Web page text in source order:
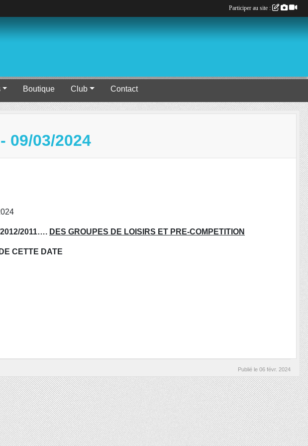
Boutique Club Contact
09/03/2024
2011…. DES GROUPES DE LOISIRS ET PRE-COMPETITION
CETTE DATE
Publié le 06 févr. 2024
Participer au site :